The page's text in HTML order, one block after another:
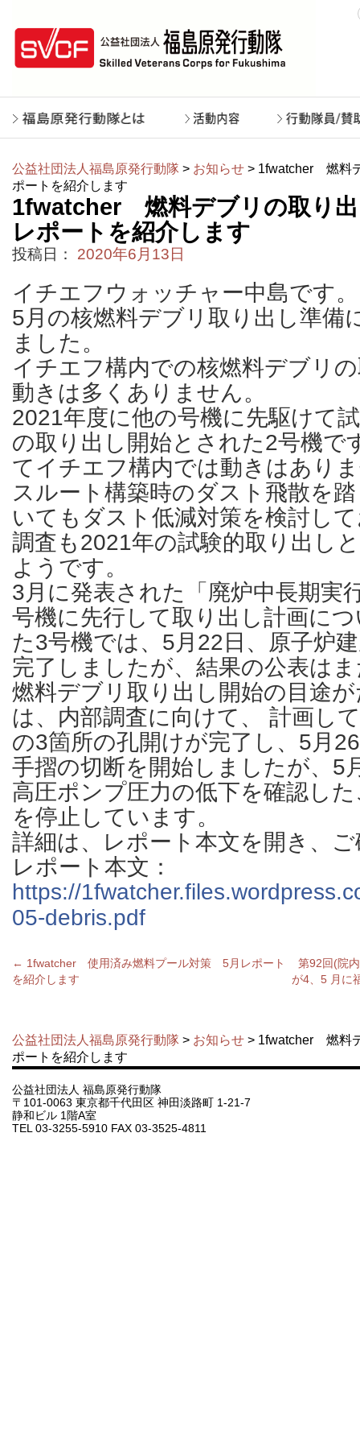
公益社団法人福島原発行動隊 > お知らせ > 1fwatcher 燃料
ポートを紹介します
1fwatcher 燃料デブリの取り
レポートを紹介します
投稿日： 2020年6月13日
イチエフウォッチャー中島です。
5月の核燃料デブリ取り出し準備
ました。
イチエフ構内での核燃料デブリ
動きは多くありません。
2021年度に他の号機に先駆けて
の取り出し開始とされた2号機で
てイチエフ構内では動きはあり
スルート構築時のダスト飛散を
いてもダスト低減対策を検討し
調査も2021年の試験的取り出し
ようです。
3月に発表された「廃炉中長期実
号機に先行して取り出し計画に
た3号機では、5月22日、原子炉
完了しましたが、結果の公表は
燃料デブリ取り出し開始の目途
は、内部調査に向けて、 計画し
の3箇所の孔開けが完了し、5月
手摺の切断を開始しましたが、5
高圧ポンプ圧力の低下を確認し
を停止しています。
詳細は、レポート本文を開き、
レポート本文：
https://
05-debris.pdf
← 1fwatcher 使用済み燃料プール対策 5月レポート
を紹介します
第92回(院
が4、5 月に
公益社団法人福島原発行動隊 > お知らせ > 1fwatcher 燃料
ポートを紹介します
公益社団法人 福島原発行動隊
〒101-0063 東京都千代田区 神田淡路町 1-21-7
静和ビル 1階A室
TEL 03-3255-5910 FAX 03-3525-4811